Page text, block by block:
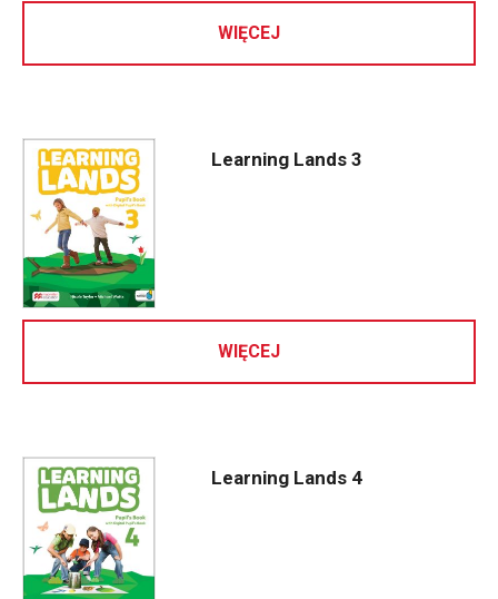
WIĘCEJ
Learning Lands 3
WIĘCEJ
Learning Lands 4